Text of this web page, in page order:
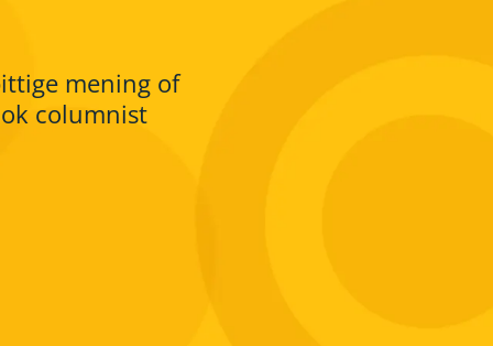
mening of
columnist